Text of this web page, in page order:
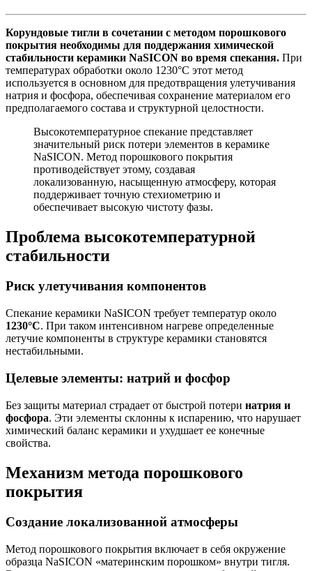
Корундовые тигли в сочетании с методом порошкового
покрытия необходимы для поддержания химической
стабильности керамики NaSICON во время спекания. При
температурах обработки около 1230°C этот метод
используется в основном для предотвращения улетучивания
натрия и фосфора, обеспечивая сохранение материалом его
предполагаемого состава и структурной целостности.
Высокотемпературное спекание представляет
значительный риск потери элементов в керамике
NaSICON. Метод порошкового покрытия
противодействует этому, создавая
локализованную, насыщенную атмосферу, которая
поддерживает точную стехиометрию и
обеспечивает высокую чистоту фазы.
Проблема высокотемпературной
стабильности
Риск улетучивания компонентов
Спекание керамики NaSICON требует температур около
1230°C. При таком интенсивном нагреве определенные
летучие компоненты в структуре керамики становятся
нестабильными.
Целевые элементы: натрий и фосфор
Без защиты материал страдает от быстрой потери натрия и
фосфора. Эти элементы склонны к испарению, что нарушает
химический баланс керамики и ухудшает ее конечные
свойства.
Механизм метода порошкового
покрытия
Создание локализованной атмосферы
Метод порошкового покрытия включает в себя окружение
образца NaSICON «материнским порошком» внутри тигля.